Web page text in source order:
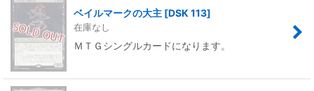
ベイルマークの大主 [DSK 113]
在庫なし
ＭＴＧシングルカードになります。